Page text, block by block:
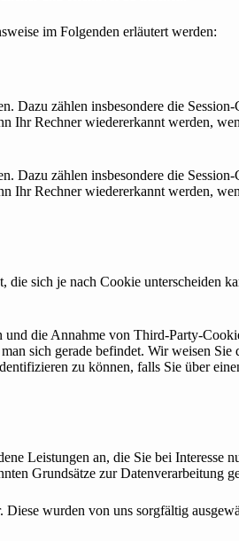
im Folgenden erläutert werden:
Dazu zählen insbesondere die
Ihr Rechner wiedererkannt werden,
Dazu zählen insbesondere die
Ihr Rechner wiedererkannt werden,
die sich je nach Cookie unterscheiden
die Annahme von Third-Party-
sich gerade befindet. Wir weisen
zu können, falls Sie über
Leistungen an, die Sie bei Interesse
Grundsätze zur Datenverarbeitung
wurden von uns sorgfältig